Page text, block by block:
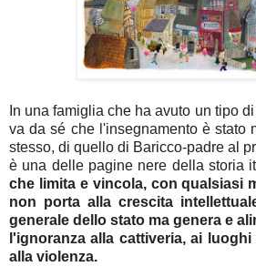
In una famiglia che ha avuto un tipo
va da sé che l'insegnamento è stato
stesso, di quello di Baricco-padre al
è una delle pagine nere della storia
che limita e vincola, con qualsiasi
non porta alla crescita
generale dello stato ma genera e
l'ignoranza alla cattiveria, ai
alla violenza.